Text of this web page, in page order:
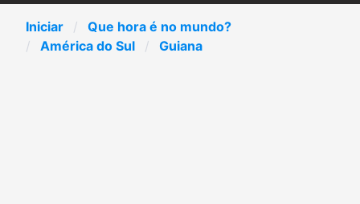
Iniciar
Que hora é no mundo?
América do Sul
Guiana